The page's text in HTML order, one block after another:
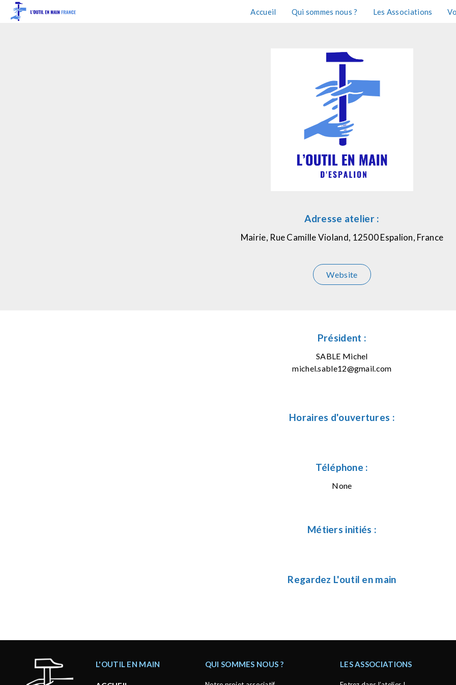
Accueil Qui sommes nous ? Les Associations
Adresse atelier :
Mairie, Rue Camille Violand, 12500 Espalion, France
Website
Président :
SABLE Michel
michel.sable12@gmail.com
Horaires d'ouvertures :
Téléphone :
None
Métiers initiés :
Regardez L'outil en main
L'OUTIL EN MAIN QUI SOMMES NOUS ? LES ASSOCIATIONS